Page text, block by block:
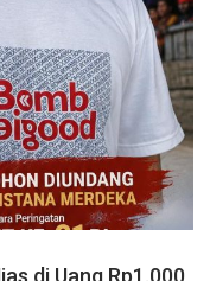
di Uang Rp1.000